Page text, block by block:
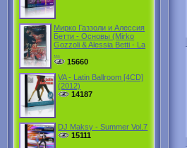
Мирко Газзоли и Алессия
Бетти - Основы (Mirko
Gozzoli & Alessia Betti - La
15660
VA - Latin Ballroom [4CD]
(2012)
14187
DJ Maksy - Summer Vol.7
15111